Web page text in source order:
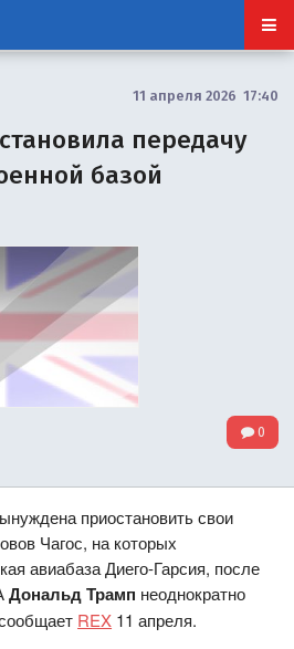
11 апреля 2026 17:40
передачу
базой
0
приостановить свои
Чагос, на которых
авиабаза Диего-Гарсия, после
Дональд Трамп неоднократно
REX 11 апреля.